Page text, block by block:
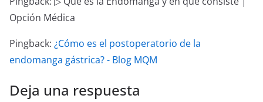
Opción Médica
Pingback: ¿Cómo es el postoperatorio de la
endomanga gástrica? - Blog MQM
Deja una respuesta